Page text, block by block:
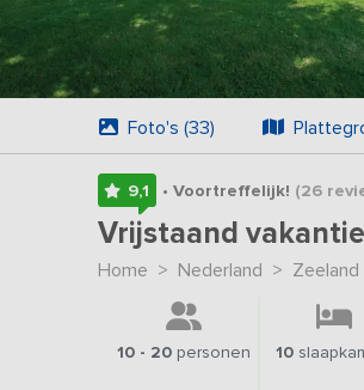
Foto's (33)
9,1 • Voortreffelijk! (26
Vrijstaand
Home > Nederland > Zeeland
10 - 20 personen 10